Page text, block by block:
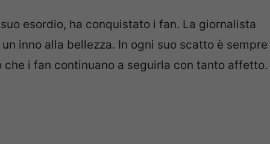
esordio, ha conquistato i fan. La giornalista
inno alla bellezza. In ogni suo scatto è sempre
i fan continuano a seguirla con tanto affetto.